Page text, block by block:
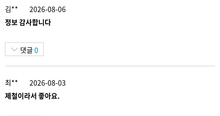
김**
2026-08-06
정보 감사합니다
댓글 0
최**
2026-08-03
제철이라서 좋아요.